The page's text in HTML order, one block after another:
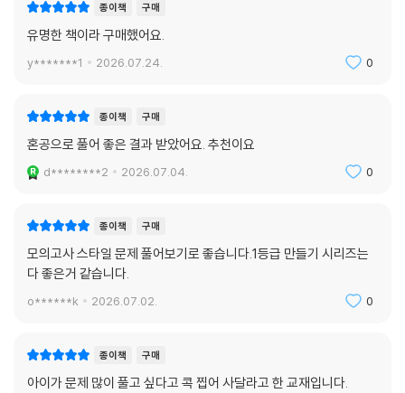
종이책 구매
유명한 책이라 구매했어요.
y*******1 2026.07.24. 0
종이책 구매
혼공으로 풀어 좋은 결과 받았어요. 추천이요
d********2 2026.07.04. 0
종이책 구매
모의고사 스타일 문제 풀어보기로 좋습니다.1등급 만들기 시리즈는
다 좋은거 같습니다.
o******k 2026.07.02. 0
종이책 구매
아이가 문제 많이 풀고 싶다고 콕 찝어 사달라고 한 교재입니다.